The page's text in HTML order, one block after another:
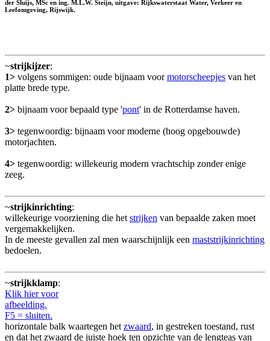
der Sluijs, MSc en ing. M.L.W. Steijn, uitgave: Rijkswaterstaat Water, Verkeer en
Leefomgeving, Rijswijk.
~strijkijzer:
1> volgens sommigen: oude bijnaam voormotorscheepjes van het
platte brede type.
2> bijnaam voor bepaald type 'pont' in de Rotterdamse haven.
3> tegenwoordig: bijnaam voor moderne (hoog opgebouwde)
motorjachten.
4> tegenwoordig: willekeurig modern vrachtschip zonder enige
zeeg.
~strijkinrichting:
willekeurige voorziening die het strijken van bepaalde zaken moet
vergemakkelijken.
In de meeste gevallen zal men waarschijnlijk een maststrijkinrichting
bedoelen.
~strijkklamp:
Klik hier voor
afbeelding.
F5 = sluiten.
horizontale balk waartegen het zwaard, in gestreken toestand, rust
en dat het zwaard de juiste hoek ten opzichte van de lengteas van